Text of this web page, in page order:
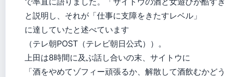
と説明し、それが「仕事に支障をきたすレベル」
に達していたと述べています
（テレ朝POST（テレビ朝日公式））。
上田は8時間に及ぶ話し合いの末、サイトウに
「酒をやめてゾフィー頑張るか、解散して酒飲むかど